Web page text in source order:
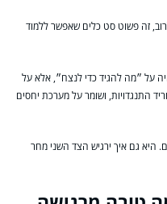
זה פשוט סט כלים שאפשר ללמוד
על ״מה להגיד כדי לנצח״, אלא על
התנגדויות, ושומר על מערכת יחסים
היא גם איך ירגיש הצד השני מחר